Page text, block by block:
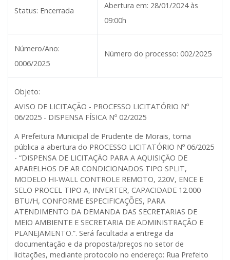
Status: Encerrada
Abertura em: 28/01/2024 às
09:00h
Número/Ano:
0006/2025
Número do processo: 002/2025
Objeto:
AVISO DE LICITAÇÃO - PROCESSO LICITATÓRIO Nº
06/2025 - DISPENSA FÍSICA Nº 02/2025
A Prefeitura Municipal de Prudente de Morais, torna
pública a abertura do PROCESSO LICITATÓRIO Nº 06/2025
- “DISPENSA DE LICITAÇÃO PARA A AQUISIÇÃO DE
APARELHOS DE AR CONDICIONADOS TIPO SPLIT,
MODELO HI-WALL CONTROLE REMOTO, 220V, ENCE E
SELO PROCEL TIPO A, INVERTER, CAPACIDADE 12.000
BTU/H, CONFORME ESPECIFICAÇÕES, PARA
ATENDIMENTO DA DEMANDA DAS SECRETARIAS DE
MEIO AMBIENTE E SECRETARIA DE ADMINISTRAÇÃO E
PLANEJAMENTO.”. Será facultada a entrega da
documentação e da proposta/preços no setor de
licitações, mediante protocolo no endereço: Rua Prefeito